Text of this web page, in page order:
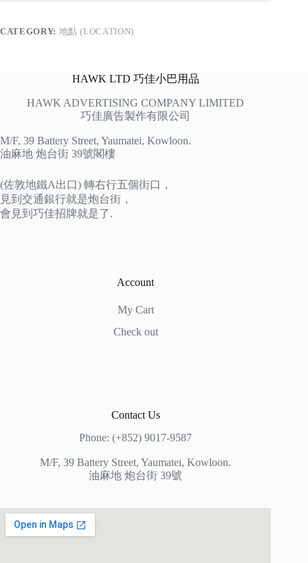
CATEGORY: 地點 (LOCATION)
HAWK LTD 巧佳小巴用品
HAWK ADVERTISING COMPANY LIMITED
巧佳廣告製作有限公司
M/F, 39 Battery Street, Yaumatei, Kowloon.
油麻地 炮台街 39號閣樓
(佐敦地鐵A出口) 轉右行五個街口，
見到交通銀行就是炮台街，
會見到巧佳招牌就是了.
Account
My Cart
Check out
Contact Us
Phone: (+852) 9017-9587
M/F, 39 Battery Street, Yaumatei, Kowloon.
油麻地 炮台街 39號